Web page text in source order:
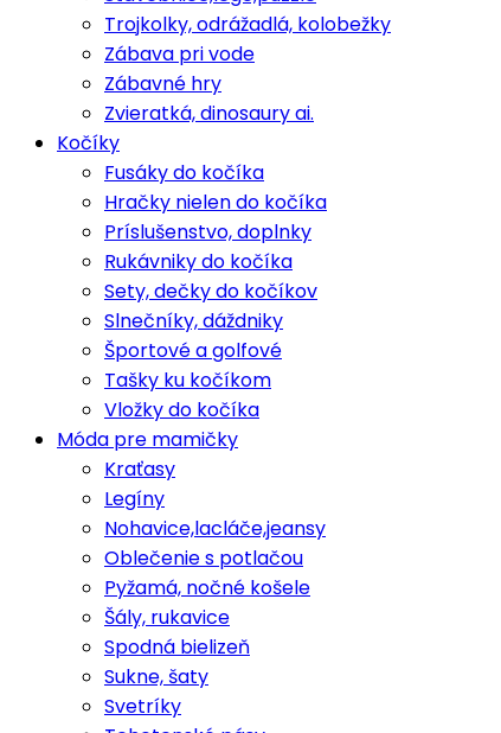
Trojkolky, odrážadlá, kolobežky
Zábava pri vode
Zábavné hry
Zvieratká, dinosaury ai.
Kočíky
Fusáky do kočíka
Hračky nielen do kočíka
Príslušenstvo, doplnky
Rukávniky do kočíka
Sety, dečky do kočíkov
Slnečníky, dáždniky
Športové a golfové
Tašky ku kočíkom
Vložky do kočíka
Móda pre mamičky
Kraťasy
Legíny
Nohavice,lacláče,jeansy
Oblečenie s potlačou
Pyžamá, nočné košele
Šály, rukavice
Spodná bielizeň
Sukne, šaty
Svetríky